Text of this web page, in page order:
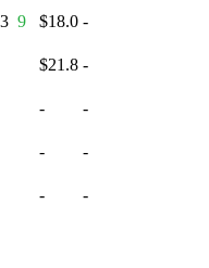
9 $18.0 -
$21.8 -
- -
- -
- -